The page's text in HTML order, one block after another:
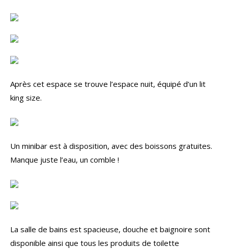
Après cet espace se trouve l’espace nuit, équipé d’un lit
king size.
Un minibar est à disposition, avec des boissons gratuites.
Manque juste l’eau, un comble !
La salle de bains est spacieuse, douche et baignoire sont
disponible ainsi que tous les produits de toilette